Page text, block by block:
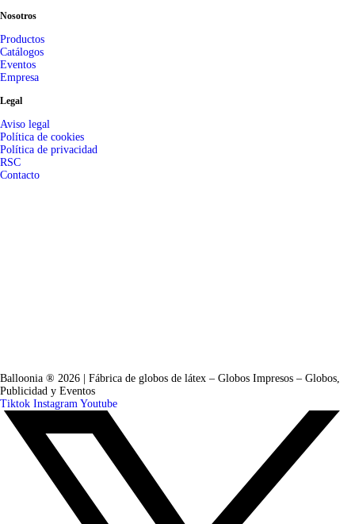
Nosotros
Productos
Catálogos
Eventos
Empresa
Legal
Aviso legal
Política de cookies
Política de privacidad
RSC
Contacto
Balloonia ® 2026 | Fábrica de globos de látex – Globos Impresos – Globos,
Publicidad y Eventos
Tiktok Instagram Youtube